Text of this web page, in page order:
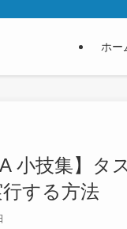
ホー
小技集】
する方法